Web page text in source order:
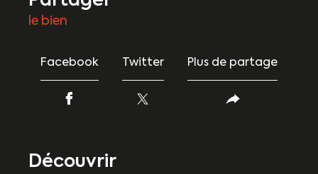
le bien
Facebook Twitter Plus de partage
découvrir